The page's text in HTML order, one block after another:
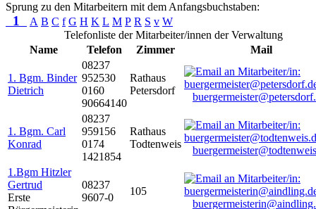
Sprung zu den Mitarbeitern mit dem Anfangsbuchstaben:
1 A B C f G H K L M P R S v W
Telefonliste der Mitarbeiter/innen der Verwaltung
Name
Telefon Zimmer Mail
1. Bgm. Binder
Dietrich
08237
952530
0160
90664140
Rathaus
Petersdorf
1. Bgm. Carl
Konrad
08237
959156
0174
1421854
Rathaus
Todtenweis
1.Bgm Hitzler
Gertrud
Erste
08237
9607-0
105